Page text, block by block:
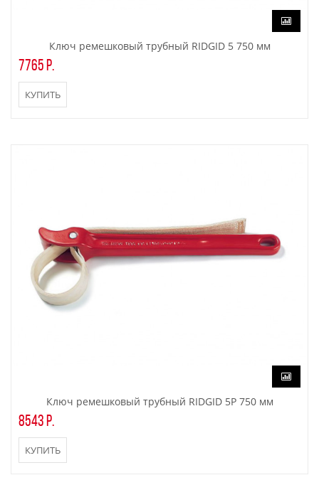
Ключ ремешковый трубный RIDGID 5 750 мм
7765 р.
КУПИТЬ
Ключ ремешковый трубный RIDGID 5P 750 мм
8543 р.
КУПИТЬ